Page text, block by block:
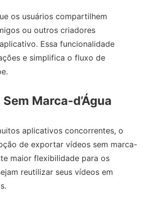
os usuários compartilhem
ou outros criadores
Essa funcionalidade
e simplifica o fluxo de
Marca-d’Água
aplicativos concorrentes, o
de exportar vídeos sem marca-
maior flexibilidade para os
reutilizar seus vídeos em